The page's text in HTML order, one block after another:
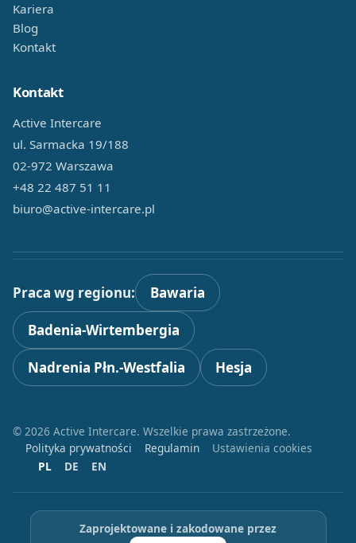
Kariera
Blog
Kontakt
Kontakt
Active Intercare
ul. Sarmacka 19/188
02-972 Warszawa
+48 22 487 51 11
biuro@active-intercare.pl
Praca wg regionu: Bawaria
Badenia-Wirtembergia
Nadrenia Płn.-Westfalia Hesja
© 2026 Active Intercare. Wszelkie prawa zastrzeżone.
Polityka prywatności
Regulamin
Ustawienia cookies
PL
DE EN
Zaprojektowane i zakodowane przez